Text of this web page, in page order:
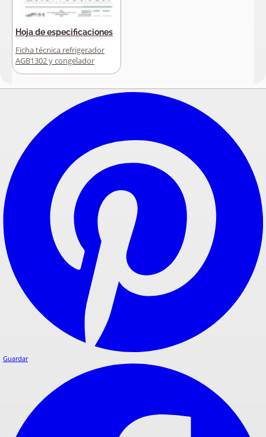
Hoja de especificaciones
Ficha técnica refrigerador
AGB1302 y congelador
AGB1302BT - Español
Guardar